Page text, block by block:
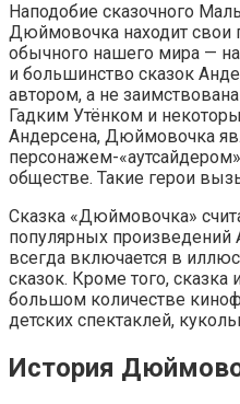
Наподобие сказочного
Дюймовочка находит свои
обычного нашего мира —
и большинство сказок
автором, а не
Гадким Утёнком и
Андерсена, Дюймовочка
персонажем-
обществе. Такие герои
Сказка «Дюймовочка»
популярных произведений
всегда включается в
сказок. Кроме того, сказка
большом количестве
детских спектаклей,
История